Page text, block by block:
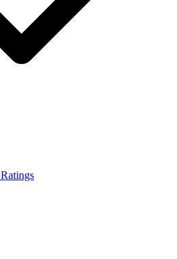
Ratings